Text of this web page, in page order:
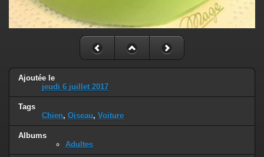
Ajoutée le
jeudi 6 juillet 2017
Tags
Chien, Oiseau, Voiture
Albums
Adultes